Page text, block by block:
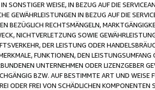
SONSTIGER WEISE, IN BEZUG AUF DIE
GEWÄHRLEISTUNGEN IN BEZUG AUF DIE
BEZÜGLICH RECHTSMÄNGELN,
NICHTVERLETZUNG SOWIE
DER LEISTUNG ODER
FUNKTIONEN, DEN
UNTERNEHMEN ODER LIZENZGEBER
BZW. AUF BESTIMMTE ART UND
ODER FREI VON SCHÄDLICHEN